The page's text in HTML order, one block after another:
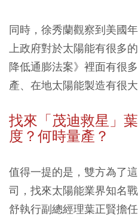
同時，徐秀蘭觀察到美國
上政府對於太陽能有很多
降低通膨法案》裡面有很
產、在地太陽能製造有很大
找來「茂迪救星」
度？何時量產？
值得一提的是，雙方為了
司，找來太陽能業界知名
舒執行副總經理葉正賢擔任